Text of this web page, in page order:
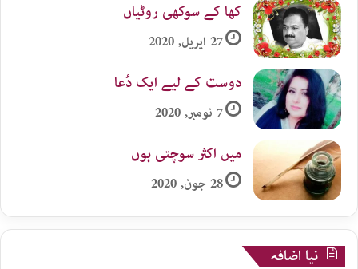
کھا کے سوکھی روٹیاں
27 اپریل, 2020
دوست کے لیے ایک دُعا
7 نومبر, 2020
میں اکثر سوچتی ہوں
28 جون, 2020
نیا اضافہ